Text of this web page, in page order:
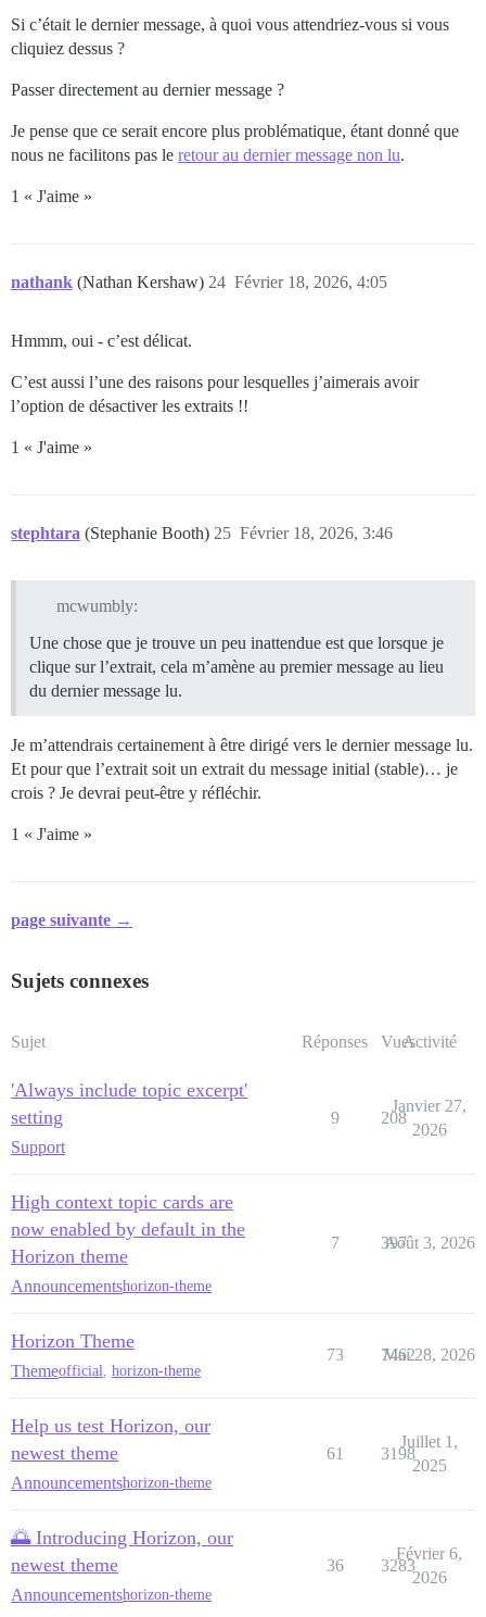
Si c’était le dernier message, à quoi vous attendriez-vous si vous
cliquiez dessus ?
Passer directement au dernier message ?
Je pense que ce serait encore plus problématique, étant donné que
nous ne facilitons pas le retour au dernier message non lu.
1 « J'aime »
nathank (Nathan Kershaw) Février 18, 2026, 4:05
24
Hmmm, oui - c’est délicat.
C’est aussi l’une des raisons pour lesquelles j’aimerais avoir
l’option de désactiver les extraits !!
1 « J'aime »
stephtara (Stephanie Booth) Février 18, 2026, 3:46
25
mcwumbly:
Une chose que je trouve un peu inattendue est que lorsque je
clique sur l’extrait, cela m’amène au premier message au lieu
du dernier message lu.
Je m’attendrais certainement à être dirigé vers le dernier message lu.
Et pour que l’extrait soit un extrait du message initial (stable)… je
crois ? Je devrai peut-être y réfléchir.
1 « J'aime »
page suivante →
Sujets connexes
Sujet Réponses VuesActivité
'Always include topic excerpt'
setting
Support
9 208
Janvier 27,
2026
High context topic cards are
now enabled by default in the
Horizon theme
Announcementshorizon-theme
7 397
Août 3, 2026
Horizon Theme
Themeofficial, horizon-theme
73 7462
Mai 28, 2026
Help us test Horizon, our
newest theme
Announcementshorizon-theme
61 3198
Juillet 1,
2025
🌅 Introducing Horizon, our
newest theme
Announcementshorizon-theme
36 3283
Février 6,
2026